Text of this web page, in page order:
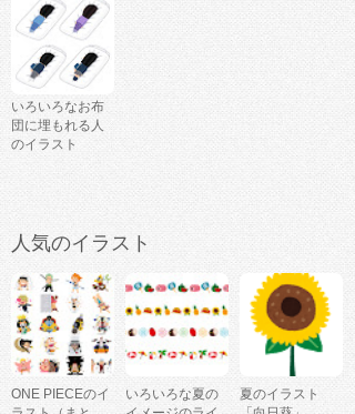
いろいろなお布
団に埋もれる人
のイラスト
人気のイラスト
ONE PIECEのイ
いろいろな夏の
夏のイラスト